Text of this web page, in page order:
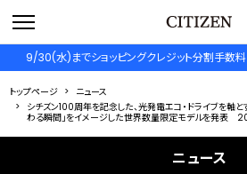
9/30(水)までショッピングクレジット分割手数
トップページ
ニュース
シチズン100周年を記念した、光発電エコ・ドライブを軸
わる瞬間」をイメージした世界数量限定モデルを発表
ニュース